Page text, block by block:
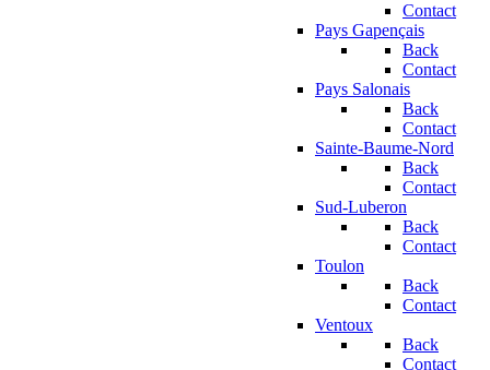
Contact
Pays Gapençais
Back
Contact
Pays Salonais
Back
Contact
Sainte-Baume-Nord
Back
Contact
Sud-Luberon
Back
Contact
Toulon
Back
Contact
Ventoux
Back
Contact